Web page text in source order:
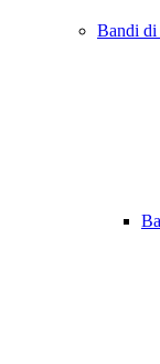
Bandi di